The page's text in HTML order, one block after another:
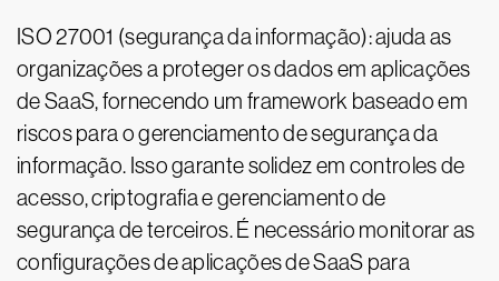
ISO 27001 (segurança da informação): ajuda as
organizações a proteger os dados em aplicações
de SaaS, fornecendo um framework baseado em
riscos para o gerenciamento de segurança da
informação. Isso garante solidez em controles de
acesso, criptografia e gerenciamento de
segurança de terceiros. É necessário monitorar as
configurações de aplicações de SaaS para